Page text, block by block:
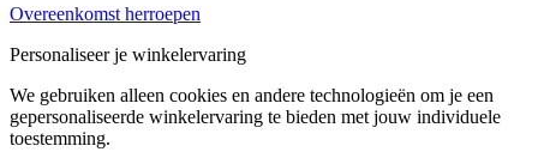
Overeenkomst herroepen
Personaliseer je winkelervaring
We gebruiken alleen cookies en andere technologieën om je een
gepersonaliseerde winkelervaring te bieden met jouw individuele
toestemming.